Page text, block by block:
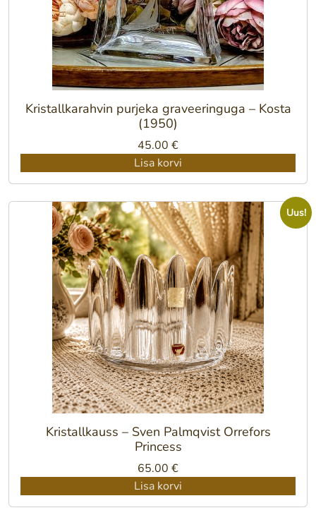
Kristallkarahvin purjeka graveeringuga – Kosta
(1950)
45.00 €
Lisa korvi
Uus!
Kristallkauss – Sven Palmqvist Orrefors
Princess
65.00 €
Lisa korvi